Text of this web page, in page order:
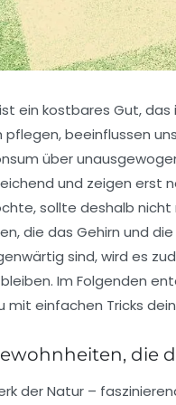
ein kostbares Gut,
beeinflussen
über
und zeigen erst
sollte deshalb
die das Gehirn und
sind, wird es
Im Folgenden
mit einfachen Tricks
die
der Natur –